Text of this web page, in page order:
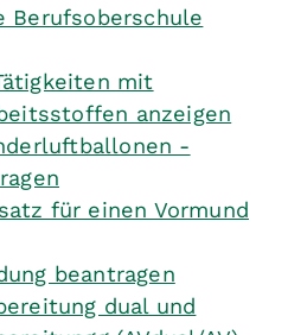
Berufsoberschule
mit
anzeigen
-
für einen Vormund
beantragen
dual und